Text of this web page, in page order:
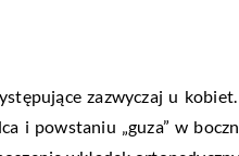
zazwyczaj u
i powstaniu „guza” w